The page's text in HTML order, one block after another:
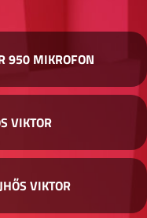
950 MIKROFON
VIKTOR
VIKTOR